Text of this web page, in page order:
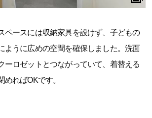
ペースには収納家具を設けず、子どもの
ように広めの空間を確保しました。洗面
ーロゼットとつながっていて、着替える
めればOKです。